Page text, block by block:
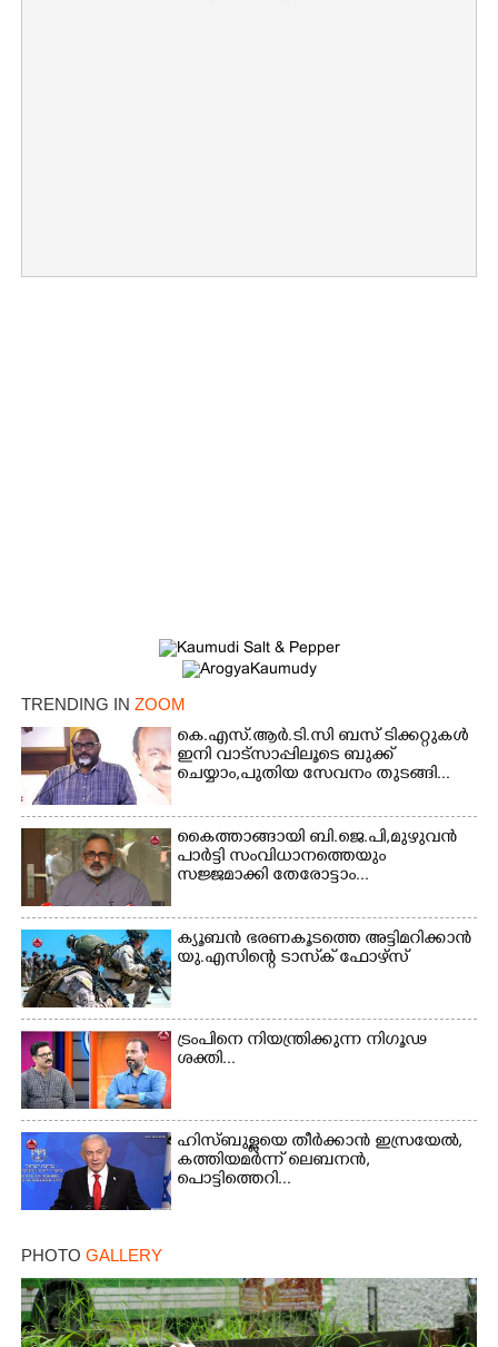
TRENDING IN ZOOM
കെ.എസ്.ആർ.ടി.സി ബസ് ടിക്കറ്റുകൾ
ഇനി വാട്സാപ്പിലൂടെ ബുക്ക്
ചെയ്യാം,പുതിയ സേവനം തുടങ്ങി...
കൈത്താങ്ങായി ബി.ജെ.പി,മുഴുവൻ
പാർട്ടി സംവിധാനത്തെയും
സജ്ജമാക്കി തേരോട്ടാം...
ക്യൂബൻ ഭരണകൂടത്തെ അട്ടിമറിക്കാൻ
യു.എസിന്റെ ടാസ്‌ക് ഫോഴ്സ്
ട്രംപിനെ നിയന്ത്രിക്കുന്ന നിഗൂഢ
ശക്തി...
ഹിസ്ബുള്ളയെ തീർക്കാൻ ഇസ്രയേൽ,
കത്തിയമർന്ന് ലെബനൻ,
പൊട്ടിത്തെറി...
PHOTO GALLERY
Copy Link